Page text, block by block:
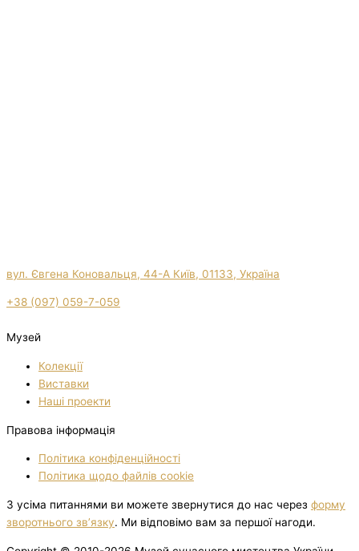
вул. Євгена Коновальця, 44-А Київ, 01133, Україна
+38 (097) 059-7-059
Музей
Колекції
Виставки
Нашi проекти
Правова інформація
Політика конфіденційності
Політика щодо файлів cookie
З усіма питаннями ви можете звернутися до нас через форму
зворотнього зв’язку. Ми відповімо вам за першої нагоди.